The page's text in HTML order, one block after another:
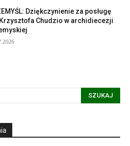
Dziękczynienie za posługę
Chudzio w archidiecezji
SZUKAJ